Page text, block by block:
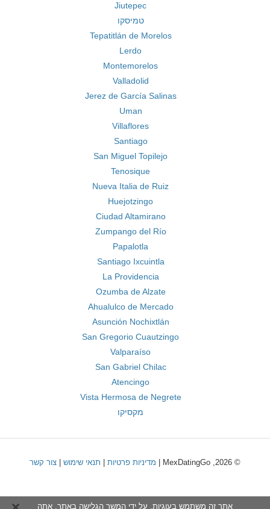
Jiutepec
טמיסקו
Tepatitlán de Morelos
Lerdo
Montemorelos
Valladolid
Jerez de García Salinas
Uman
Villaflores
Santiago
San Miguel Topilejo
Tenosique
Nueva Italia de Ruiz
Huejotzingo
Ciudad Altamirano
Zumpango del Río
Papalotla
Santiago Ixcuintla
La Providencia
Ozumba de Alzate
Ahualulco de Mercado
Asunción Nochixtlán
San Gregorio Cuautzingo
Valparaíso
San Gabriel Chilac
Atencingo
Vista Hermosa de Negrete
מקסיקו
© 2026, MexDatingGo | מדיניות פרטיות תנאי שימוש צור קשר
אתר זה משתמש בעוגיות. על ידי המשך הגלישה באתר, אתה